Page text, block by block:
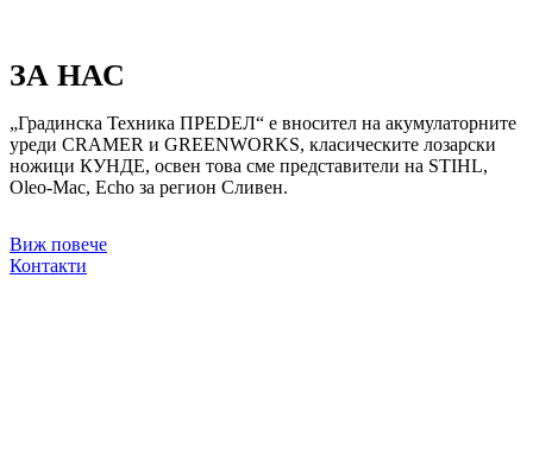
ЗА НАС
„Градинска Техника ПРЕDЕЛ“ е вносител на акумулаторните
уреди CRAMER и GREENWORKS, класическите лозарски
ножици КУНДЕ, освен това сме представители на STIHL,
Oleo-Mac, Echo за регион Сливен.
Виж повече
Контакти